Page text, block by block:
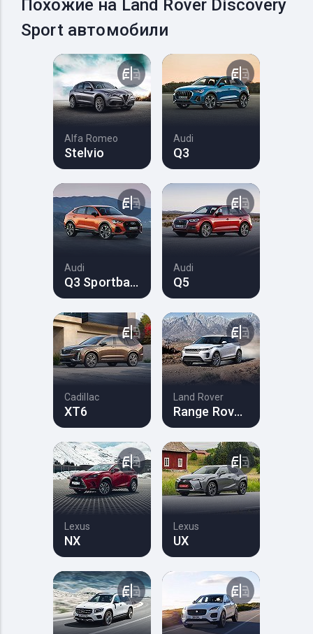
Похожие на Land Rover Discovery
Sport автомобили
Alfa Romeo
Stelvio
Audi
Q3
Audi
Q3 Sportback
Audi
Q5
Cadillac
XT6
Land Rover
Range Rover Evoque
Lexus
NX
Lexus
UX